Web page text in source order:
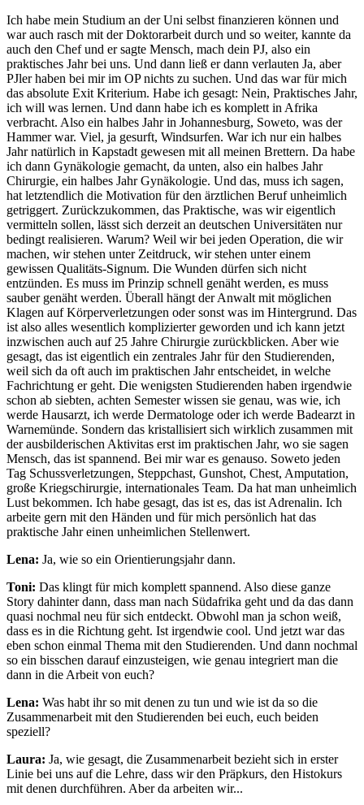
Ich habe mein Studium an der Uni selbst finanzieren können und
war auch rasch mit der Doktorarbeit durch und so weiter, kannte da
auch den Chef und er sagte Mensch, mach dein PJ, also ein
praktisches Jahr bei uns. Und dann ließ er dann verlauten Ja, aber
PJler haben bei mir im OP nichts zu suchen. Und das war für mich
das absolute Exit Kriterium. Habe ich gesagt: Nein, Praktisches Jahr,
ich will was lernen. Und dann habe ich es komplett in Afrika
verbracht. Also ein halbes Jahr in Johannesburg, Soweto, was der
Hammer war. Viel, ja gesurft, Windsurfen. War ich nur ein halbes
Jahr natürlich in Kapstadt gewesen mit all meinen Brettern. Da habe
ich dann Gynäkologie gemacht, da unten, also ein halbes Jahr
Chirurgie, ein halbes Jahr Gynäkologie. Und das, muss ich sagen,
hat letztendlich die Motivation für den ärztlichen Beruf unheimlich
getriggert. Zurückzukommen, das Praktische, was wir eigentlich
vermitteln sollen, lässt sich derzeit an deutschen Universitäten nur
bedingt realisieren. Warum? Weil wir bei jeden Operation, die wir
machen, wir stehen unter Zeitdruck, wir stehen unter einem
gewissen Qualitäts-Signum. Die Wunden dürfen sich nicht
entzünden. Es muss im Prinzip schnell genäht werden, es muss
sauber genäht werden. Überall hängt der Anwalt mit möglichen
Klagen auf Körperverletzungen oder sonst was im Hintergrund. Das
ist also alles wesentlich komplizierter geworden und ich kann jetzt
inzwischen auch auf 25 Jahre Chirurgie zurückblicken. Aber wie
gesagt, das ist eigentlich ein zentrales Jahr für den Studierenden,
weil sich da oft auch im praktischen Jahr entscheidet, in welche
Fachrichtung er geht. Die wenigsten Studierenden haben irgendwie
schon ab siebten, achten Semester wissen sie genau, was wie, ich
werde Hausarzt, ich werde Dermatologe oder ich werde Badearzt in
Warnemünde. Sondern das kristallisiert sich wirklich zusammen mit
der ausbilderischen Aktivitas erst im praktischen Jahr, wo sie sagen
Mensch, das ist spannend. Bei mir war es genauso. Soweto jeden
Tag Schussverletzungen, Steppchast, Gunshot, Chest, Amputation,
große Kriegschirurgie, internationales Team. Da hat man unheimlich
Lust bekommen. Ich habe gesagt, das ist es, das ist Adrenalin. Ich
arbeite gern mit den Händen und für mich persönlich hat das
praktische Jahr einen unheimlichen Stellenwert.
Lena: Ja, wie so ein Orientierungsjahr dann.
Toni: Das klingt für mich komplett spannend. Also diese ganze
Story dahinter dann, dass man nach Südafrika geht und da das dann
quasi nochmal neu für sich entdeckt. Obwohl man ja schon weiß,
dass es in die Richtung geht. Ist irgendwie cool. Und jetzt war das
eben schon einmal Thema mit den Studierenden. Und dann nochmal
so ein bisschen darauf einzusteigen, wie genau integriert man die
dann in die Arbeit von euch?
Lena: Was habt ihr so mit denen zu tun und wie ist da so die
Zusammenarbeit mit den Studierenden bei euch, euch beiden
speziell?
Laura: Ja, wie gesagt, die Zusammenarbeit bezieht sich in erster
Linie bei uns auf die Lehre, dass wir den Präpkurs, den Histokurs
mit denen durchführen. Aber da arbeiten wir...